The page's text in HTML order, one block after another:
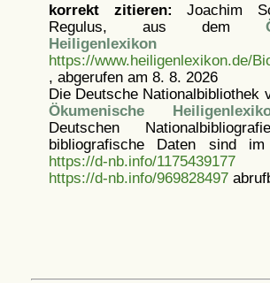
korrekt zitieren: Joachim
Regulus, aus dem
Heiligenlexikon
https://www.heiligenlexikon.de/
, abgerufen am 8. 8. 2026
Die Deutsche Nationalbibliothek
Ökumenische
Deutschen
bibliografische Daten sind
https://d-nb.info/1175439177
https://d-nb.info/969828497